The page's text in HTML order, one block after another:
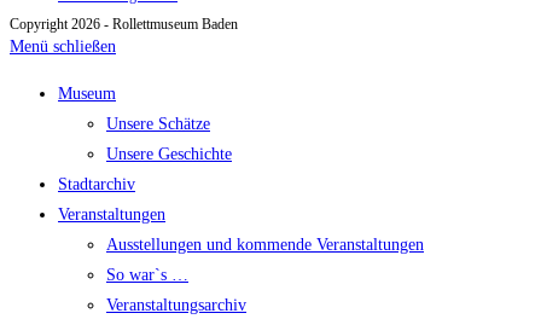
Copyright 2026 - Rollettmuseum Baden
Menü schließen
Museum
Unsere Schätze
Unsere Geschichte
Stadtarchiv
Veranstaltungen
Ausstellungen und kommende Veranstaltungen
So war`s …
Veranstaltungsarchiv